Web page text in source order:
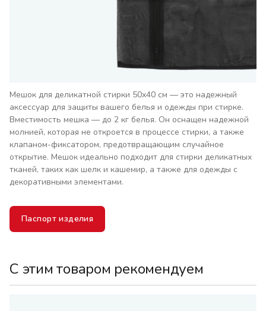
Мешок для деликатной стирки 50х40 см — это надежный
аксессуар для защиты вашего белья и одежды при стирке.
Вместимость мешка — до 2 кг белья. Он оснащен надежной
молнией, которая не откроется в процессе стирки, а также
клапаном-фиксатором, предотвращающим случайное
открытие. Мешок идеально подходит для стирки деликатных
тканей, таких как шелк и кашемир, а также для одежды с
декоративными элементами.
Паспорт изделия
С этим товаром рекомендуем